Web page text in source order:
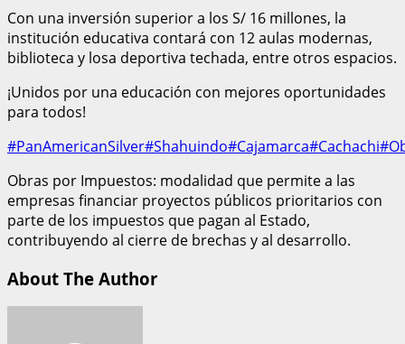
Con una inversión superior a los S/ 16 millones, la
institución educativa contará con 12 aulas modernas,
biblioteca y losa deportiva techada, entre otros espacios.
¡Unidos por una educación con mejores oportunidades
para todos!
#PanAmericanSilver#Shahuindo#Cajamarca#Cachachi
Obras por Impuestos: modalidad que permite a las
empresas financiar proyectos públicos prioritarios con
parte de los impuestos que pagan al Estado,
contribuyendo al cierre de brechas y al desarrollo.
About The Author